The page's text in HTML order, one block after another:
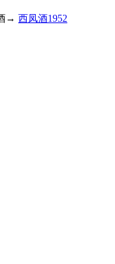
→ 西凤酒1952